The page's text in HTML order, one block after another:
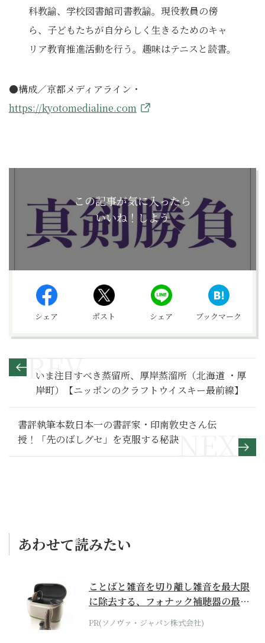
科教諭、学校図書館司書教諭。現役教員の傍
ら、子どもたちが自分らしく生きるためのキャ
リア教育推進活動を行う。趣味はテニスと読書。
●構成／京都メディアライン・
https://kyotomedialine.com
この記事が気に入ったら
いいね！しよう
シェア ポスト シェア ブックマーク
いま注目すべき蒸留所、厚岸蒸溜所（北海道 ・厚
岸町）【ニッポンのクラフトウイスキー最前線】
書評執筆本数日本一の書評家・印南敦史さん伝
授！「先のばしグセ」を克服する秘訣
あわせて読みたい
ことばと雑音を切り離し雑音を最大限
に除去する、フォナック補聴器の最上
位モデル
PR(ソノヴァ・ジャパン株式会社)